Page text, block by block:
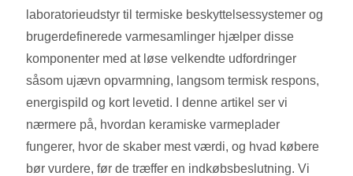
laboratorieudstyr til termiske beskyttelsessystemer og
brugerdefinerede varmesamlinger hjælper disse
komponenter med at løse velkendte udfordringer
såsom ujævn opvarmning, langsom termisk respons,
energispild og kort levetid. I denne artikel ser vi
nærmere på, hvordan keramiske varmeplader
fungerer, hvor de skaber mest værdi, og hvad købere
bør vurdere, før de træffer en indkøbsbeslutning. Vi